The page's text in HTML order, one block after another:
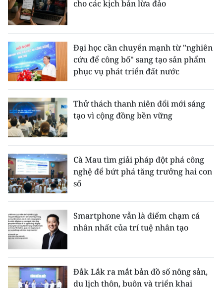
cho các kịch bản lừa đảo
Đại học cần chuyển mạnh từ "nghiên
cứu để công bố" sang tạo sản phẩm
phục vụ phát triển đất nước
Thử thách thanh niên đổi mới sáng
tạo vì cộng đồng bền vững
Cà Mau tìm giải pháp đột phá công
nghệ để bứt phá tăng trưởng hai con
số
Smartphone vẫn là điểm chạm cá
nhân nhất của trí tuệ nhân tạo
Đắk Lắk ra mắt bản đồ số nông sản,
du lịch thôn, buôn và triển khai